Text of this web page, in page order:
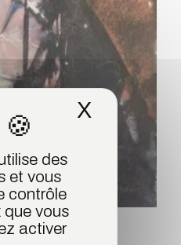
12
des
et vous
contrôle
que vous
activer
X